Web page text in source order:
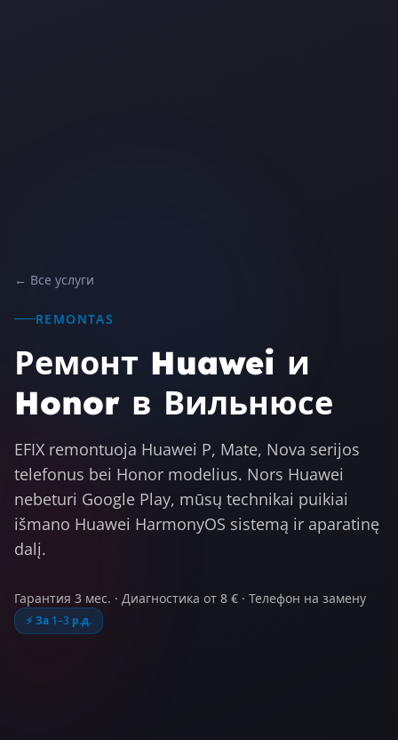
← Все услуги
REMONTAS
Ремонт Huawei и
Honor в Вильнюсе
EFIX remontuoja Huawei P, Mate, Nova serijos
telefonus bei Honor modelius. Nors Huawei
nebeturi Google Play, mūsų technikai puikiai
išmano Huawei HarmonyOS sistemą ir aparatinę
dalį.
Гарантия 3 мес. · Диагностика от 8 € · Телефон на замену
⚡За 1–3 р.д.